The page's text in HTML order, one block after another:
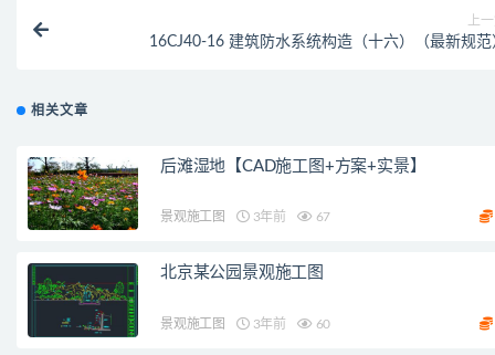
上
16CJ40-16 建筑防水系统构造（十六）（最新规范
相关文章
后滩湿地【CAD施工图+方案+实景】
景观施工图 3年前 67
北京某公园景观施工图
景观施工图 3年前 60